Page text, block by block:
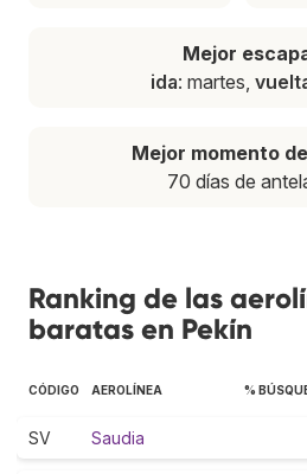
Mejor
ida: martes,
Mejor momento
70 días de
Ranking de las
baratas en Pekín
CÓDIGO AEROLÍNEA %
SV Saudia